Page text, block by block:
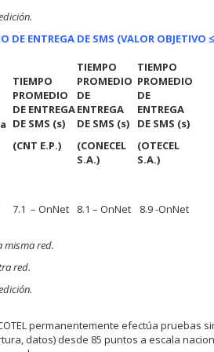
DE ENTREGA DE SMS (VALOR
TIEMPO
PROMEDIO
DE ENTREGA
DE SMS (s)
(CNT E.P.)
TIEMPO
PROMEDIO
DE
ENTREGA
DE SMS (s)
(CONECEL
S.A.)
TIEMPO
PROMEDIO
DE
ENTREGA
DE SMS (s)
(OTECEL
S.A.)
7.1 – OnNet
8.1 – OnNet 8.9 -OnNet
misma red.
red.
permanentemente efectúa
datos) desde 85 puntos a escala